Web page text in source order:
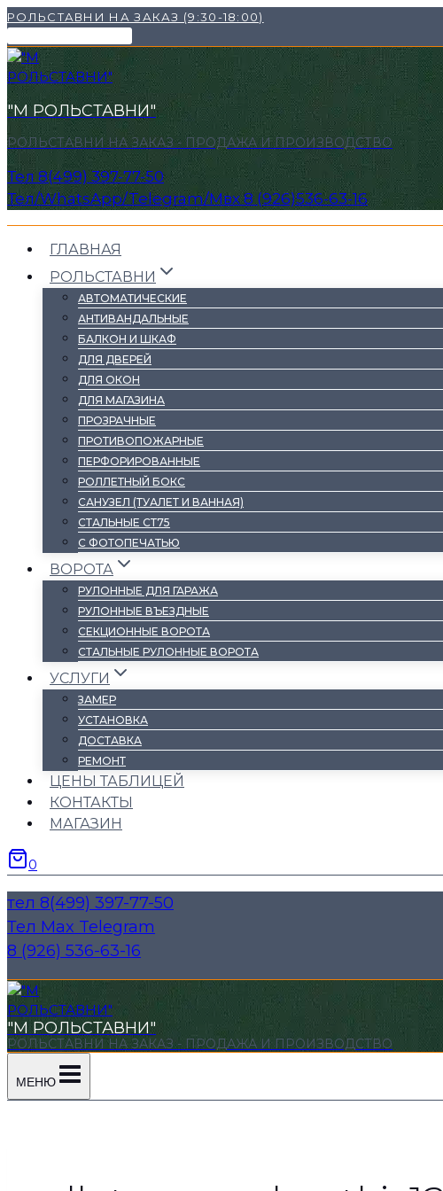
Перейти
к
содержимому
РОЛЬСТАВНИ НА ЗАКАЗ (9:30-18:00)
"М РОЛЬСТАВНИ"
РОЛЬСТАВНИ НА ЗАКАЗ - ПРОДАЖА И ПРОИЗВОДСТВО
Тел 8(499) 397-77-50
Тел/WhatsApp/Telegram/Mвх 8 (926)536-63-16
ГЛАВНАЯ
РОЛЬСТАВНИ
АВТОМАТИЧЕСКИЕ
АНТИВАНДАЛЬНЫЕ
БАЛКОН И ШКАФ
ДЛЯ ДВЕРЕЙ
ДЛЯ ОКОН
ДЛЯ МАГАЗИНА
ПРОЗРАЧНЫЕ
ПРОТИВОПОЖАРНЫЕ
ПЕРФОРИРОВАННЫЕ
РОЛЛЕТНЫЙ БОКС
САНУЗЕЛ (ТУАЛЕТ И ВАННАЯ)
СТАЛЬНЫЕ СТ75
С ФОТОПЕЧАТЬЮ
ВОРОТА
РУЛОННЫЕ ДЛЯ ГАРАЖА
РУЛОННЫЕ ВЪЕЗДНЫЕ
СЕКЦИОННЫЕ ВОРОТА
СТАЛЬНЫЕ РУЛОННЫЕ ВОРОТА
УСЛУГИ
ЗАМЕР
УСТАНОВКА
ДОСТАВКА
РЕМОНТ
ЦЕНЫ ТАБЛИЦЕЙ
КОНТАКТЫ
МАГАЗИН
0
тел 8(499) 397-77-50
Тел Max Telegram
8 (926) 536-63-16
"М РОЛЬСТАВНИ"
РОЛЬСТАВНИ НА ЗАКАЗ - ПРОДАЖА И ПРОИЗВОДСТВО
МЕНЮ